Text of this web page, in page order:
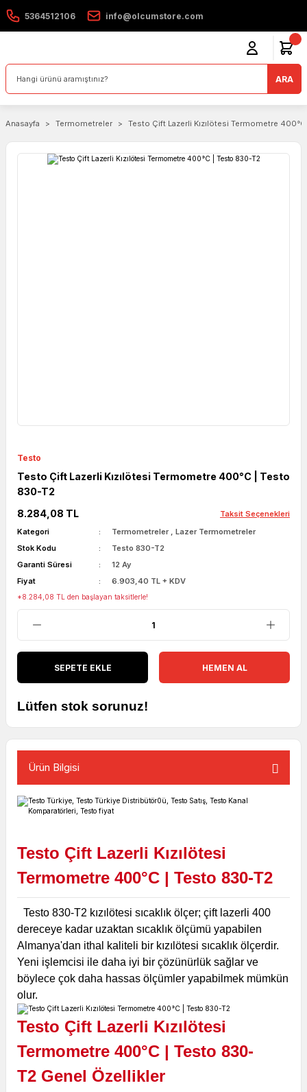
5364512106 info@olcumstore.com
ARA
Anasayfa Termometreler Testo Çift Lazerli Kızılötesi Termometre
Testo
Testo Çift Lazerli Kızılötesi Termometre 400°C | Testo
830-T2
8.284,08 TL
Taksit Seçenekleri
Kategori
Termometreler ,Lazer Termometreler
Stok Kodu
Testo 830-T2
Garanti Süresi
12 Ay
Fiyat
6.903,40 TL + KDV
*8.284,08 TL den başlayan taksitlerle!
SEPETE EKLE HEMEN AL
Lütfen stok sorunuz!
Ürün Bilgisi
Testo Çift Lazerli Kızılötesi
Termometre 400°C | Testo 830-T2
Testo 830-T2 kızılötesi sıcaklık ölçer; çift lazerli 400
dereceye kadar uzaktan sıcaklık ölçümü yapabilen
Almanya'dan ithal kaliteli bir kızılötesi sıcaklık ölçerdir.
Yeni işlemcisi ile daha iyi bir çözünürlük sağlar ve
böylece çok daha hassas ölçümler yapabilmek mümkün
olur.
Testo Çift Lazerli Kızılötesi
Termometre 400°C | Testo 830-
T2 Genel Özellikler